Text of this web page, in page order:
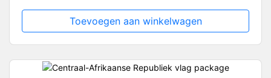
Toevoegen aan winkelwagen